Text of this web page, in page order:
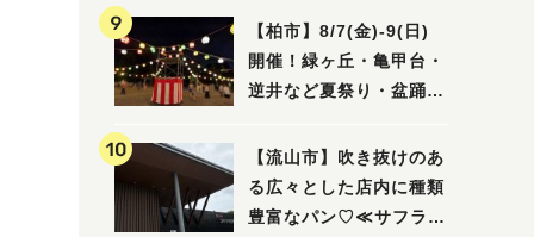
ビュー
【柏市】8/7(金)‐9(日)
開催！緑ヶ丘・亀甲台・
逆井など夏祭り・盆踊り
【流山市】吹き抜けのあ
る広々とした店内に種類
豊富なパン♡≪サフラン